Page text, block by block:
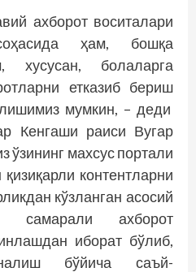
ахборот воситалари
ҳам, бошқа
хусусан, болаларга
етказиб бериш
мумкин, – деди
Кенгаши раиси Вугар
ўзининг махсус портали
контентларни
кўзланган асосий
самарали ахборот
иборат бўлиб,
бўйича саъй-